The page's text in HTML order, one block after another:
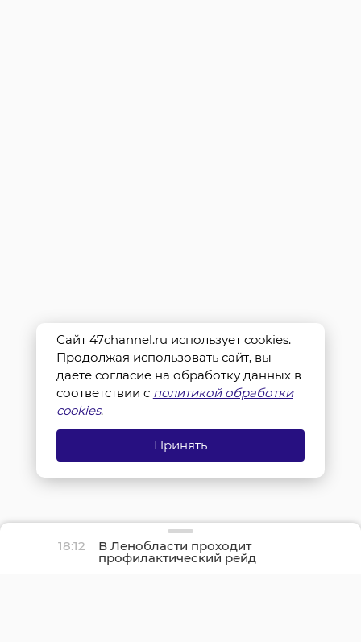
18:12 В Ленобласти проходит
профилактический рейд
«Нетрезвый водитель»
Сайт 47channel.ru использует cookies.
Продолжая использовать сайт, вы
даете согласие на обработку данных в
соответствии с политикой обработки
cookies.
Принять